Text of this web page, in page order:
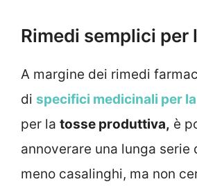
Rimedi semplici per
A margine dei rimedi
di specifici medicinali per
per la tosse produttiva, è
annoverare una lunga serie
meno casalinghi, ma non